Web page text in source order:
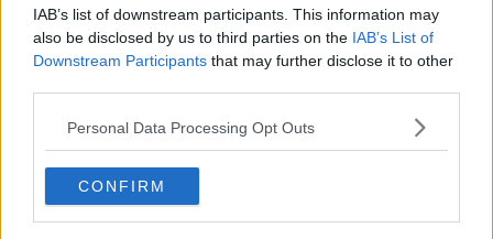
IAB’s list of downstream participants. This information may
also be disclosed by us to third parties on the IAB’s List of
Downstream Participants that may further disclose it to other
Personal Data Processing Opt Outs
CONFIRM
MÂNCĂRURI CU CARNE
Pui cu orez la cuptor